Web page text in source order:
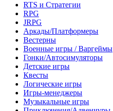
RTS и Стратегии
RPG
JRPG
Аркады/Платформеры
Вестерны
Военные игры / Варгеймы
Гонки/Автосимуляторы
Детские игры
Квесты
Логические игры
Игры-менеджеры
Музыкальные игры